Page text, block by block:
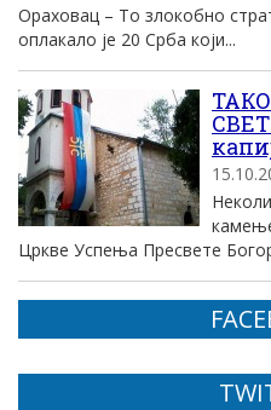
Ораховац – То злокобно
оплакало је 20 Срба који...
Цркве Успења Пресвете